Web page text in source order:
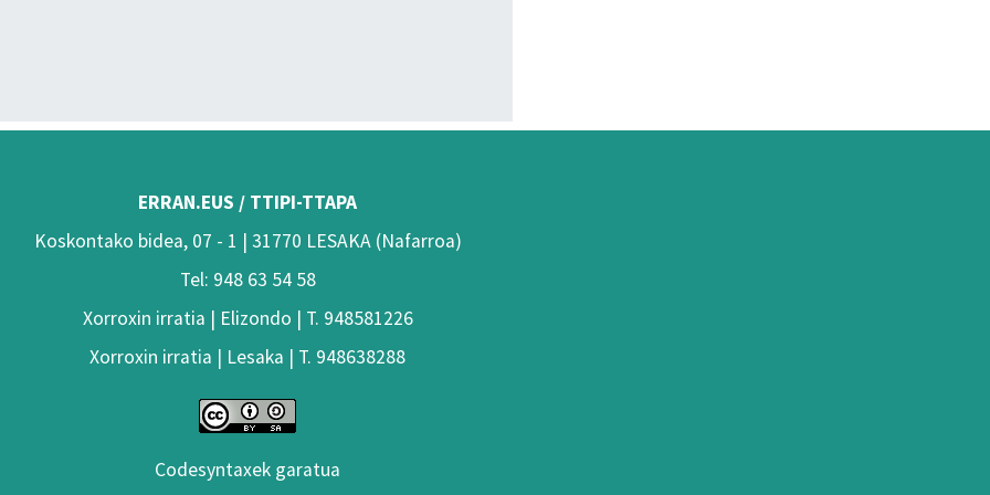
ERRAN.EUS / TTIPI-TTAPA
Koskontako bidea, 07 - 1 | 31770 LESAKA (Nafarroa)
Tel: 948 63 54 58
Xorroxin irratia | Elizondo | T. 948581226
Xorroxin irratia | Lesaka | T. 948638288
Codesyntaxek garatua